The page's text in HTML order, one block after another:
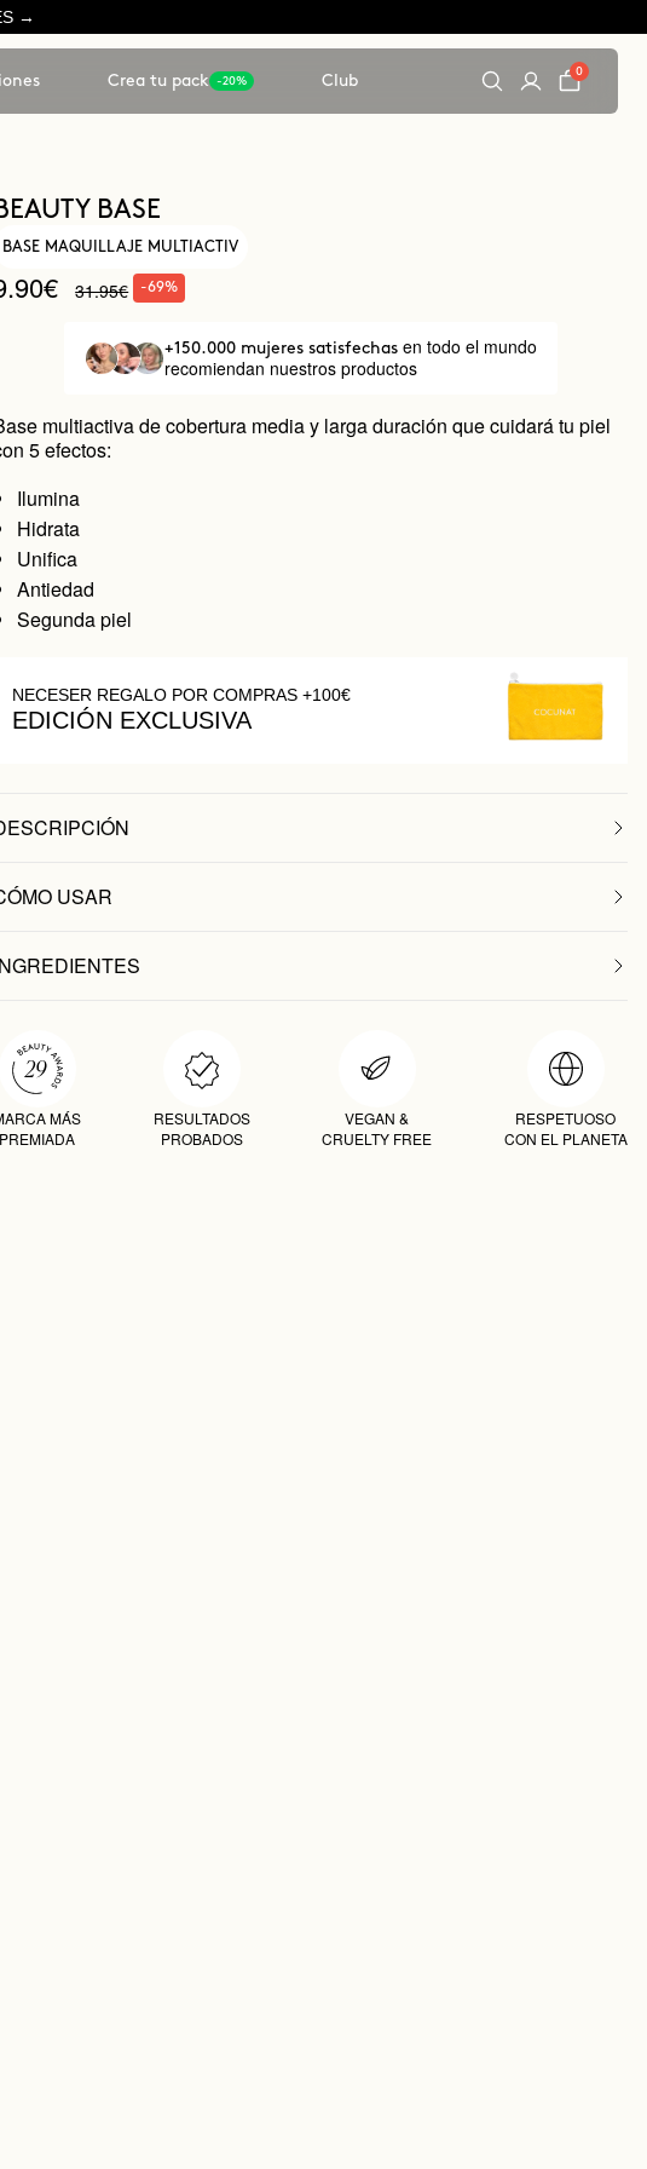
→
Crea tu pack -20% Club
0
BASE
BASE MAQUILLAJE MULTIACTIV
31.95€ -69%
+150.000 mujeres satisfechas en todo el mundo
recomiendan nuestros productos
multiactiva de cobertura media y larga duración que cuidará tu piel
5 efectos:
Ilumina
Hidrata
Unifica
Antiedad
Segunda piel
NECESER REGALO POR COMPRAS +100€
EDICIÓN EXCLUSIVA
USAR
MÁS
PREMIADA
RESULTADOS
PROBADOS
VEGAN &
CRUELTY FREE
RESPETUOSO
CON EL PLANETA